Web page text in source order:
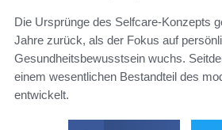
Die Ursprünge des Selfcare-Konzepts
Jahre zurück, als der Fokus auf
Gesundheitsbewusstsein wuchs.
einem wesentlichen Bestandteil des
entwickelt.